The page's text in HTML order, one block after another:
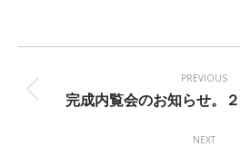
navigation
PREVIOUS
完成内覧会のお知らせ。
NEXT